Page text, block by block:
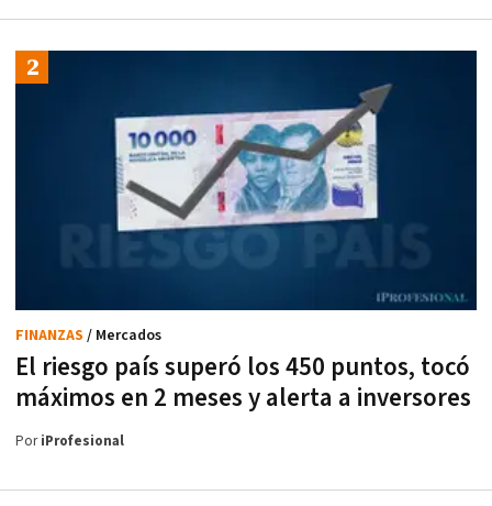
El riesgo país superó los 450 puntos, tocó
máximos en 2 meses y alerta a inversores
FINANZAS / Mercados
PoriProfesional